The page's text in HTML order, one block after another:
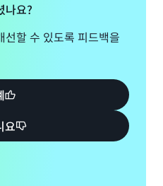
나요?
할 수 있도록 피드백을
요